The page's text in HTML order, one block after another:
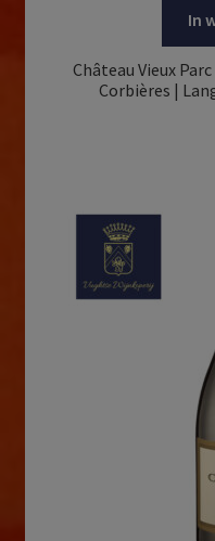
In
Château Vieux
Corbières |